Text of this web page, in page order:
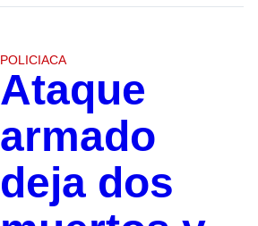
POLICIACA
Ataque
armado
deja dos